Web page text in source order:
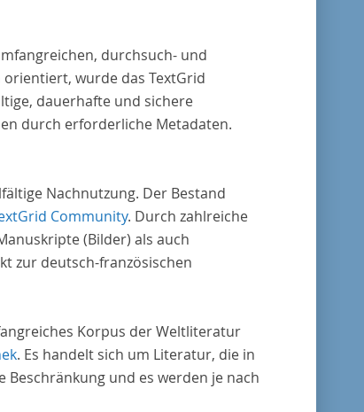
sich Themen aus dem Bereich der
zu widmen.
durchsuch- und
orientiert, wurde das TextGrid
dauerhafte und sichere
durch erforderliche Metadaten.
Nachnutzung. Der Bestand
Community. Durch zahlreiche
(Bilder) als auch
zur deutsch-französischen
Korpus der Weltliteratur
. Es handelt sich um Literatur, die in
und es werden je nach